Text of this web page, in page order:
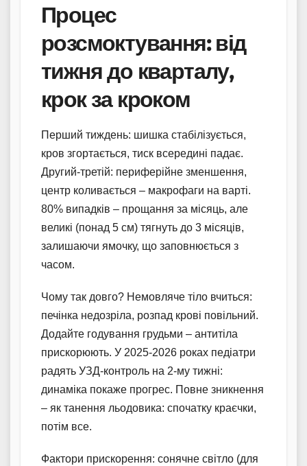
Процес
розсмоктування: від
тижня до кварталу,
крок за кроком
Перший тиждень: шишка стабілізується,
кров згортається, тиск всередині падає.
Другий-третій: периферійне зменшення,
центр коливається – макрофаги на варті.
80% випадків – прощання за місяць, але
великі (понад 5 см) тягнуть до 3 місяців,
залишаючи ямочку, що заповнюється з
часом.
Чому так довго? Немовляче тіло вчиться:
печінка недозріла, розпад крові повільний.
Додайте годування грудьми – антитіла
прискорюють. У 2025-2026 роках педіатри
радять УЗД-контроль на 2-му тижні:
динаміка покаже прогрес. Повне зникнення
– як танення льодовика: спочатку краєчки,
потім все.
Фактори прискорення: сонячне світло (для